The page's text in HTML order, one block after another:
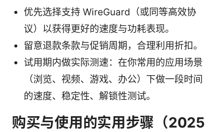
优先选择支持 WireGuard（或同等高效协
议）以获得更好的速度与功耗表现。
留意退款条款与促销周期，合理利用折扣。
试用期内做实际测速：在你常用的应用场景
（浏览、视频、游戏、办公）下做一段时间
的速度、稳定性、解锁性测试。
购买与使用的实用步骤（2025